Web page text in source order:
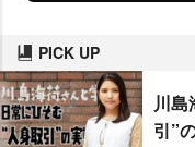
PICK UP
川島
引”